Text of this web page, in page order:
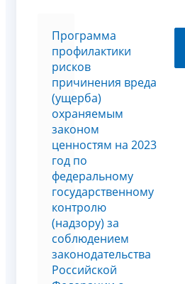
Программа
профилактики
рисков
причинения вреда
(ущерба)
охраняемым
законом
ценностям на 2023
год по
федеральному
государственному
контролю
(надзору) за
соблюдением
законодательства
Российской